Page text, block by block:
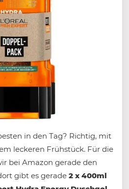
in den Tag? Richtig, mit
leckeren Frühstück. Für die
bei Amazon gerade den
gibt es gerade 2 x 400ml